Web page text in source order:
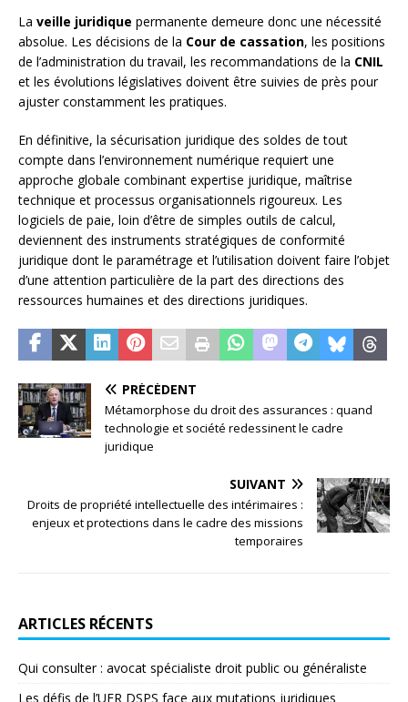
La veille juridique permanente demeure donc une nécessité
absolue. Les décisions de la Cour de cassation, les positions
de l’administration du travail, les recommandations de la CNIL
et les évolutions législatives doivent être suivies de près pour
ajuster constamment les pratiques.
En définitive, la sécurisation juridique des soldes de tout
compte dans l’environnement numérique requiert une
approche globale combinant expertise juridique, maîtrise
technique et processus organisationnels rigoureux. Les
logiciels de paie, loin d’être de simples outils de calcul,
deviennent des instruments stratégiques de conformité
juridique dont le paramétrage et l’utilisation doivent faire l’objet
d’une attention particulière de la part des directions des
ressources humaines et des directions juridiques.
PRÉCÉDENT
Métamorphose du droit des assurances : quand
technologie et société redessinent le cadre
juridique
SUIVANT
Droits de propriété intellectuelle des intérimaires :
enjeux et protections dans le cadre des missions
temporaires
ARTICLES RÉCENTS
Qui consulter : avocat spécialiste droit public ou généraliste
Les défis de l’UFR DSPS face aux mutations juridiques